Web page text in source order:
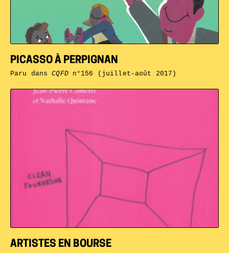
ARTISTES EN BOURSE
PICASSO À PERPIGNAN
Paru dansCQFDn°156 (juillet-août 2017)